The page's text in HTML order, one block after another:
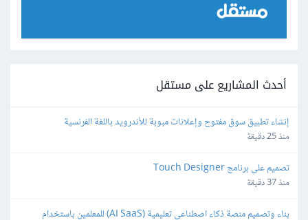
أحدث المشاريع على مستقل
إنشاء تطبيق سوق مفتوح وإعلانات مبوبة للأندرويد باللغة الفرنسية
منذ 25 دقيقة
تصميم على برنامج Touch Designer
منذ 37 دقيقة